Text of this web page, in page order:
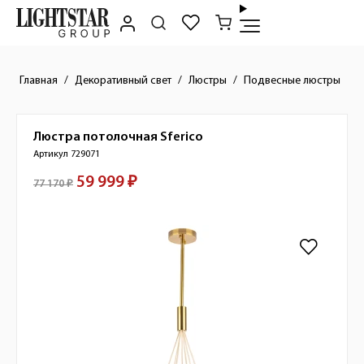
Главная Декоративный свет Люстры Подвесные люстры
Краткое описание товара
Изображения товара
Люстра потолочная Sferico
Артикул 729071
Стоимость товара
77 170 ₽ 59 999 ₽